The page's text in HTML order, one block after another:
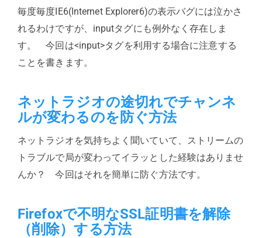
毎度毎度IE6(Internet Explorer6)の表示バグには泣かさ
れるわけですが、inputタグにも例外なく存在しま
す。 今回は<input>タグを利用する場合に注意する
ことを書きます。
ネットラジオの途切れでチャンネ
ルが変わるのを防ぐ方法
ネットラジオを気持ちよく聞いていて、ストリームの
トラブルで局が変わってイラッとした経験はありませ
んか？ 今回はそれを簡単に防ぐ方法です。
Firefoxで不明なSSL証明書を解除
（削除）する方法